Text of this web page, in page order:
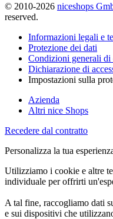
© 2010-2026 niceshops
reserved.
Informazioni legali e
Protezione dei dati
Condizioni generali di
Dichiarazione di
Impostazioni sulla
Azienda
Altri nice Shops
Recedere dal contratto
Personalizza la tua
Utilizziamo i cookie e altre
individuale per offrirti
A tal fine, raccogliamo dati
e sui dispositivi che